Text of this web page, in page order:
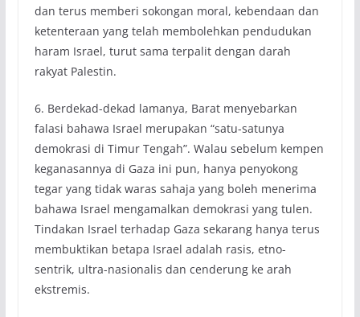
dan terus memberi sokongan moral, kebendaan dan
ketenteraan yang telah membolehkan pendudukan
haram Israel, turut sama terpalit dengan darah
rakyat Palestin.
6. Berdekad-dekad lamanya, Barat menyebarkan
falasi bahawa Israel merupakan “satu-satunya
demokrasi di Timur Tengah”. Walau sebelum kempen
keganasannya di Gaza ini pun, hanya penyokong
tegar yang tidak waras sahaja yang boleh menerima
bahawa Israel mengamalkan demokrasi yang tulen.
Tindakan Israel terhadap Gaza sekarang hanya terus
membuktikan betapa Israel adalah rasis, etno-
sentrik, ultra-nasionalis dan cenderung ke arah
ekstremis.